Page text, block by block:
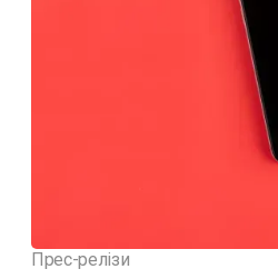
Прес-релізи